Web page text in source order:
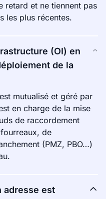
retard et ne tiennent pas
les plus récentes.
(OI) en
de la
mutualisé et géré par
en charge de la mise
de raccordement
de
(PMZ, PBO…)
adresse est